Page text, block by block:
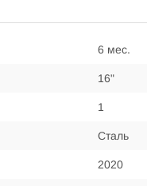
6 мес.
16"
1
Сталь
2020